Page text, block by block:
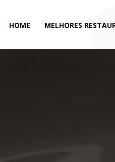
HOME MELHORES